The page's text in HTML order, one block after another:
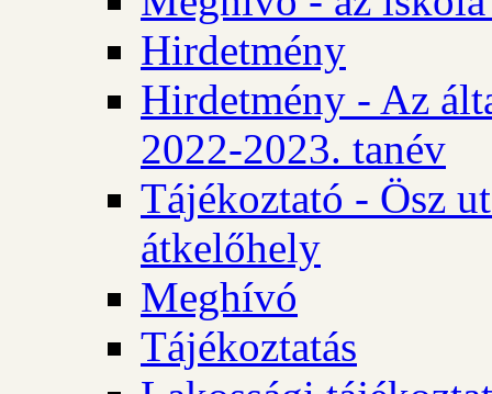
Hirdetmény
Hirdetmény - Az
2022-2023. tanév
Tájékoztató - Ösz
átkelőhely
Meghívó
Tájékoztatás